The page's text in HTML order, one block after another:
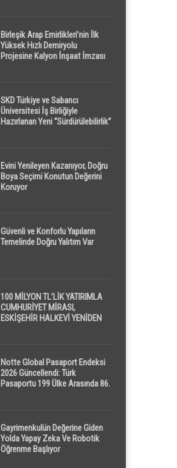
Birleşik Arap Emirlikleri’nin İlk
Yüksek Hızlı Demiryolu
Projesine Kalyon İnşaat İmzası
SKD Türkiye ve Sabancı
Üniversitesi İş Birliğiyle
Hazırlanan Yeni “Sürdürülebilirlik”
Evini Yenileyen Kazanıyor, Doğru
Boya Seçimi Konutun Değerini
Koruyor
Güvenli ve Konforlu Yapıların
Temelinde Doğru Yalıtım Var
100 MİLYON TL’LİK YATIRIMLA
CUMHURİYET MİRASI,
ESKİŞEHİR HALKEVİ YENİDEN
Notte Global Pasaport Endeksi
2026 Güncellendi: Türk
Pasaportu 199 Ülke Arasında 86.
Gayrimenkulün Değerine Giden
Yolda Yapay Zeka Ve Robotik
Öğrenme Başlıyor